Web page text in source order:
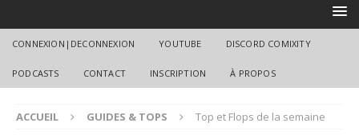
CONNEXION|DECONNEXION YOUTUBE DISCORD COMIXITY
PODCASTS CONTACT INSCRIPTION À PROPOS
ACCUEIL GUIDES & TOPS Top et Flops de la semaine